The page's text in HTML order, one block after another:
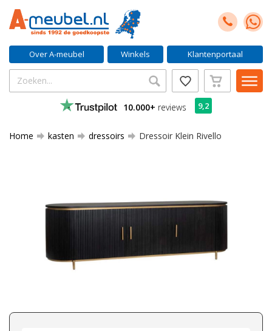
Over A-meubel Winkels Klantenportaal
10.000+ reviews 9,2
Home kasten dressoirs Dressoir Klein Rivello